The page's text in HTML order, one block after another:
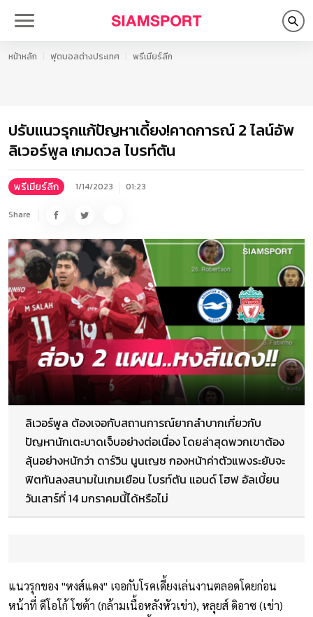
หน้าหลัก ฟุตบอลต่างประเทศ พรีเมียร์ลีก
ปรับแนวรุกแก้ปัญหาเดี้ยง!คาดการณ์ 2 ไลน์อัพ
ลิเวอร์พูล เกมดวล ไบรท์ตัน
พรีเมียร์ลีก 1/14/2023 01:23
Share
ลิเวอร์พูล ต้องเจอกับสถานการณ์ยากลำบากเกี่ยวกับ
ปัญหานักเตะบาดเจ็บอย่างต่อเนื่อง โดยล่าสุดพวกเขาต้อง
ลุ้นอย่างหนักว่า ดาร์วิน นูนเญซ กองหน้าค่าตัวแพงระยับจะ
ฟิตทันลงสนามในเกมเยือน ไบรท์ตัน แอนด์ โฮฟ อัลเบี้ยน
วันเสาร์ที่ 14 มกราคมนี้ได้หรือไม่
แนวรุกของ "หงส์แดง" เจอกับโรคเดี้ยงเล่นงานตลอดโดยก่อน
หน้าที่ ดีโอโก้ โชต้า (กล้ามเนื้อหลังหัวเข่า), หลุยส์ ดิอาซ (เข่า)